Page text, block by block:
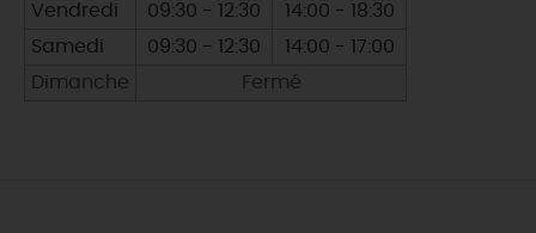
Vendredi
09:30 - 12:30
14:00 - 18:30
Samedi
09:30 - 12:30
14:00 - 17:00
Dimanche
Fermé